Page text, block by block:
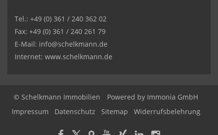
Tel.: +49 (0) 361 / 240 362 02
Fax: +49 (0) 361 / 240 261 79
E-Mail: info@schelkmann.de
Internet: www.schelkmann.de
© Schelkmann Immobilien Powered by Immonia GmbH
Impressum
Datenschutz Sitemap Widerrufsbelehrung